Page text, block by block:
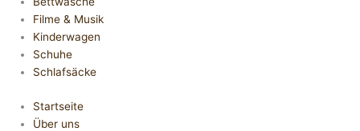
Filme & Musik
Kinderwagen
Schuhe
Schlafsäcke
Startseite
Über uns